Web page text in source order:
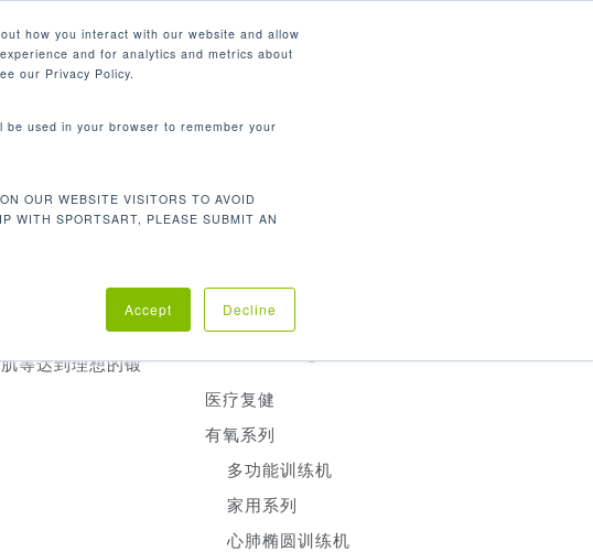
how you interact with our website and allow
and for analytics and metrics about
our Privacy Policy.
be used in your browser to remember your
OUR WEBSITE VISITORS TO AVOID
WITH SPORTSART, PLEASE SUBMIT AN
Accept Decline
产品 市场
你站立，走路，
肉。腿部内收机
等达到理想的锻
有氧训练
医疗复健
有氧系列
多功能训练机
家用系列
心肺椭圆训练机